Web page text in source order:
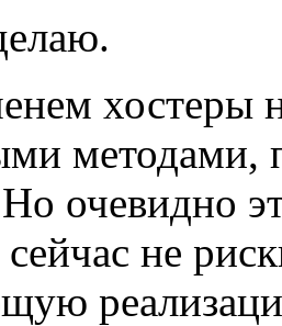
хостеры
методами,
очевидно
не